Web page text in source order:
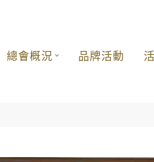
總會概況 品牌活動